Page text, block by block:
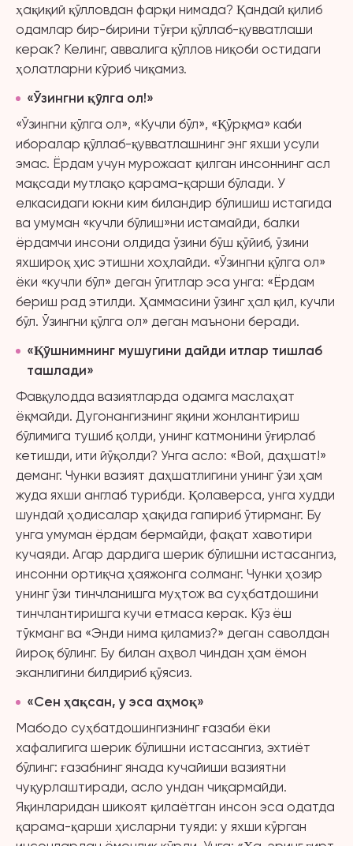
ҳақиқий қўлловдан фарқи нимада? Қандай қилиб
одамлар бир-бирини тўғри қўллаб-қувватлаши
керак? Келинг, аввалига қўллов ниқоби остидаги
ҳолатларни кўриб чиқамиз.
«Ўзингни қўлга ол!»
«Ўзингни қўлга ол», «Кучли бўл», «Қўрқма» каби
иборалар қўллаб-қувватлашнинг энг яхши усули
эмас. Ёрдам учун мурожаат қилган инсоннинг асл
мақсади мутлақо қарама-қарши бўлади. У
елкасидаги юкни ким биландир бўлишиш истагида
ва умуман «кучли бўлиш»ни истамайди, балки
ёрдамчи инсони олдида ўзини бўш қўйиб, ўзини
яхшироқ ҳис этишни хоҳлайди. «Ўзингни қўлга ол»
ёки «кучли бўл» деган ўгитлар эса унга: «Ёрдам
бериш рад этилди. Ҳаммасини ўзинг ҳал қил, кучли
бўл. Ўзингни қўлга ол» деган маънони беради.
«Қўшнимнинг мушугини дайди итлар тишлаб
ташлади»
Фавқулодда вазиятларда одамга маслаҳат
ёқмайди. Дугонангизнинг яқини жонлантириш
бўлимига тушиб қолди, унинг катмонини ўғирлаб
кетишди, ити йўқолди? Унга асло: «Вой, даҳшат!»
деманг. Чунки вазият даҳшатлигини унинг ўзи ҳам
жуда яхши англаб турибди. Қолаверса, унга худди
шундай ҳодисалар ҳақида гапириб ўтирманг. Бу
унга умуман ёрдам бермайди, фақат хавотири
кучаяди. Агар дардига шерик бўлишни истасангиз,
инсонни ортиқча ҳаяжонга солманг. Чунки ҳозир
унинг ўзи тинчланишга муҳтож ва суҳбатдошини
тинчлантиришга кучи етмаса керак. Кўз ёш
тўкманг ва «Энди нима қиламиз?» деган саволдан
йироқ бўлинг. Бу билан аҳвол чиндан ҳам ёмон
эканлигини билдириб қўясиз.
«Сен ҳақсан, у эса аҳмоқ»
Мабодо суҳбатдошингизнинг ғазаби ёки
хафалигига шерик бўлишни истасангиз, эхтиёт
бўлинг: ғазабнинг янада кучайиши вазиятни
чуқурлаштиради, асло ундан чиқармайди.
Яқинларидан шикоят қилаётган инсон эса одатда
қарама-қарши ҳисларни туяди: у яхши кўрган